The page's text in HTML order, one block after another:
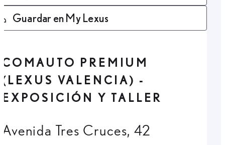
Guardar en My Lexus
COMAUTO PREMIUM
(LEXUS VALENCIA) -
EXPOSICIÓN Y TALLER
Avenida Tres Cruces, 42